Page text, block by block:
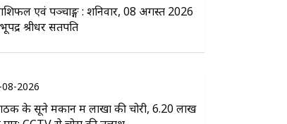
एवं पञ्चाङ्ग : शनिवार, 08 अगस्त 2026
श्रीधर सतपति
2026
के सूने मकान में लाखों की चोरी, 6.20 लाख